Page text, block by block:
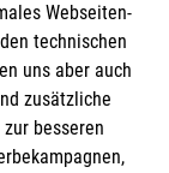
Webseiten-
technischen
uns aber auch
zusätzliche
besseren